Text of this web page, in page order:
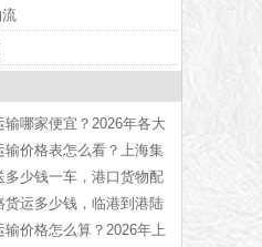
输哪家便宜？2026年各大
【最新更新】
输价格表怎么看？上海集
指南【最新更新】
多少钱一车，港口货物配
表【含最新报价】
货运多少钱，临港到港陆
【含价格表】
输价格怎么算？2026年上